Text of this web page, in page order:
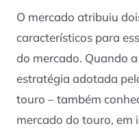
O mercado atribuiu
característicos para
do mercado. Quando
estratégia adotada
touro – também
mercado do touro, em